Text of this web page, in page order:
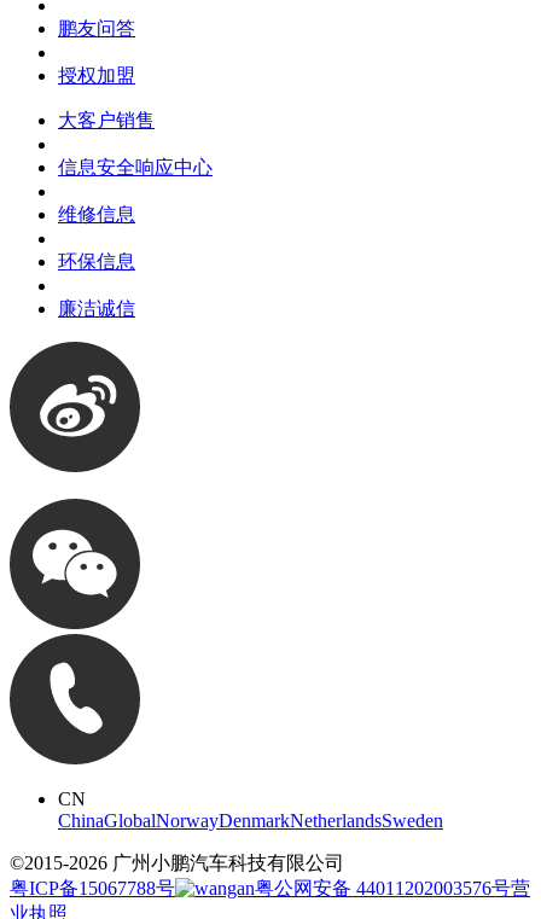
鹏友问答
授权加盟
大客户销售
信息安全响应中心
维修信息
环保信息
廉洁诚信
CN
ChinaGlobalNorwayDenmarkNetherlandsSweden
©2015-2026 广州小鹏汽车科技有限公司
粤ICP备15067788号
粤公网安备 44011202003576号营
业执照